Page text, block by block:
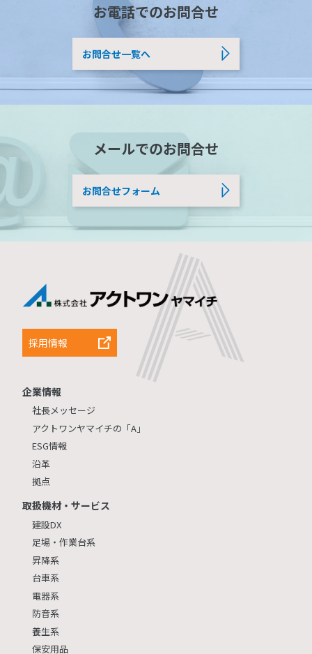
お電話でのお問合せ
お問合せ一覧へ
メールでのお問合せ
お問合せフォーム
採用情報
企業情報
社長メッセージ
アクトワンヤマイチの「A」
ESG情報
沿革
拠点
取扱機材・サービス
建設DX
足場・作業台系
昇降系
台車系
電器系
防音系
養生系
保安用品